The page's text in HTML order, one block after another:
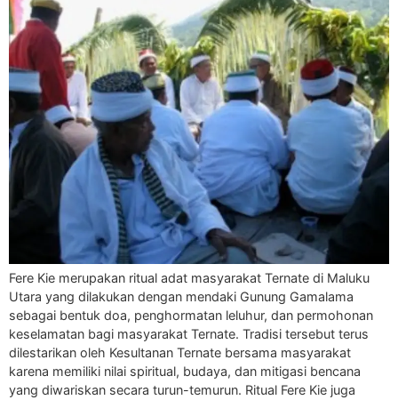
Fere Kie merupakan ritual adat masyarakat Ternate di Maluku
Utara yang dilakukan dengan mendaki Gunung Gamalama
sebagai bentuk doa, penghormatan leluhur, dan permohonan
keselamatan bagi masyarakat Ternate. Tradisi tersebut terus
dilestarikan oleh Kesultanan Ternate bersama masyarakat
karena memiliki nilai spiritual, budaya, dan mitigasi bencana
yang diwariskan secara turun-temurun. Ritual Fere Kie juga